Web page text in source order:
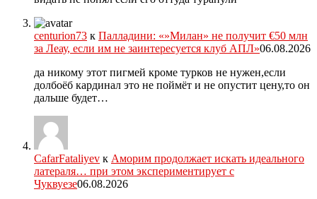
centurion73 к Палладини: «»Милан» не получит €50 млн
за Леау, если им не заинтересуется клуб АПЛ»06.08.2026
да никому этот пигмей кроме турков не нужен,если
долбоёб кардинал это не поймёт и не опустит цену,то он
дальше будет…
CafarFataliyev к Аморим продолжает искать идеального
латераля… при этом экспериментирует с
Чуквуезе06.08.2026